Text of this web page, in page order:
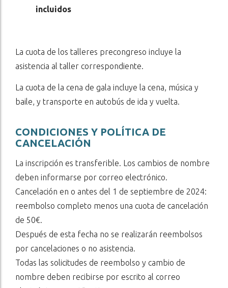
incluidos
La cuota de los talleres precongreso incluye la
asistencia al taller correspondiente.
La cuota de la cena de gala incluye la cena, música y
baile, y transporte en autobús de ida y vuelta.
CONDICIONES Y POLÍTICA DE
CANCELACIÓN
La inscripción es transferible. Los cambios de nombre
deben informarse por correo electrónico.
Cancelación en o antes del 1 de septiembre de 2024:
reembolso completo menos una cuota de cancelación
de 50€.
Después de esta fecha no se realizarán reembolsos
por cancelaciones o no asistencia.
Todas las solicitudes de reembolso y cambio de
nombre deben recibirse por escrito al correo